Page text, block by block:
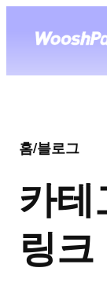
홈/블로그
카테
링